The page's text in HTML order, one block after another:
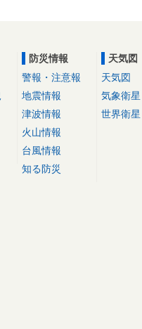
防災情報
警報・注意報
地震情報
津波情報
火山情報
台風情報
知る防災
天気図
天気図
気象衛星
世界衛星